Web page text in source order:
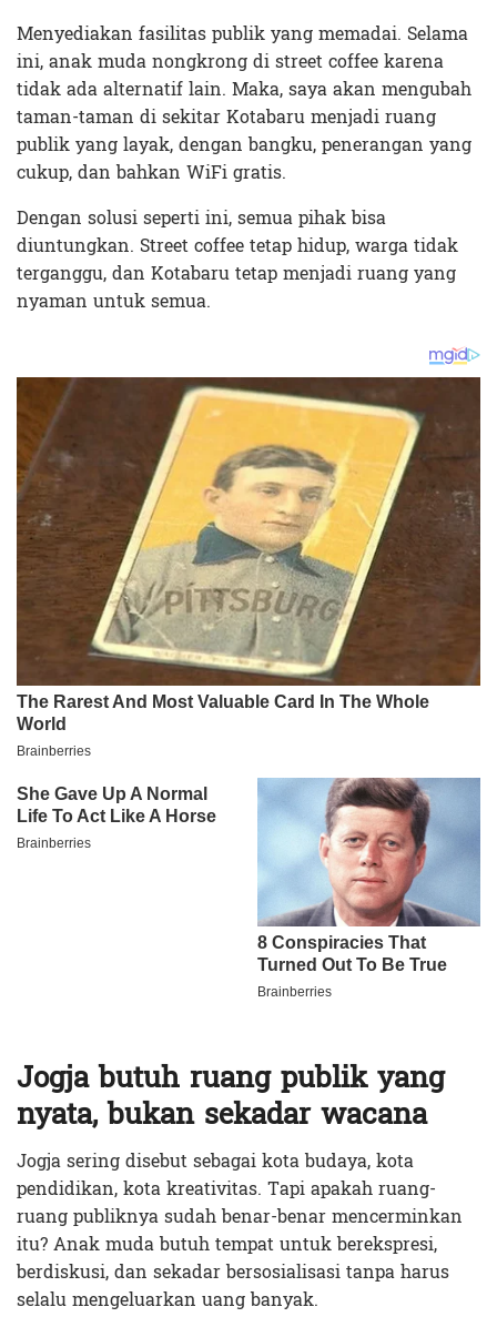
Menyediakan fasilitas publik yang memadai. Selama
ini, anak muda nongkrong di street coffee karena
tidak ada alternatif lain. Maka, saya akan mengubah
taman-taman di sekitar Kotabaru menjadi ruang
publik yang layak, dengan bangku, penerangan yang
cukup, dan bahkan WiFi gratis.
Dengan solusi seperti ini, semua pihak bisa
diuntungkan. Street coffee tetap hidup, warga tidak
terganggu, dan Kotabaru tetap menjadi ruang yang
nyaman untuk semua.
Jogja butuh ruang publik yang
nyata, bukan sekadar wacana
Jogja sering disebut sebagai kota budaya, kota
pendidikan, kota kreativitas. Tapi apakah ruang-
ruang publiknya sudah benar-benar mencerminkan
itu? Anak muda butuh tempat untuk berekspresi,
berdiskusi, dan sekadar bersosialisasi tanpa harus
selalu mengeluarkan uang banyak.